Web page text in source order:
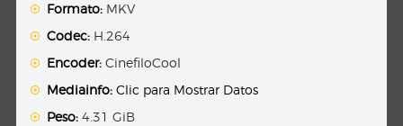
Formato: MKV
Codec: H.264
Encoder: CinefiloCool
Mediainfo: Clic para Mostrar Datos
Peso: 4.31 GiB